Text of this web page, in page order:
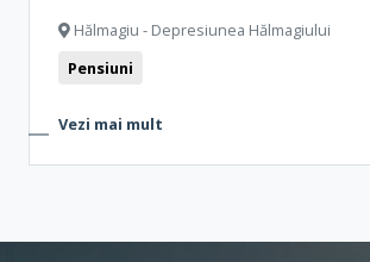
Hălmagiu - Depresiunea Hălmagiului
Pensiuni
Vezi mai mult